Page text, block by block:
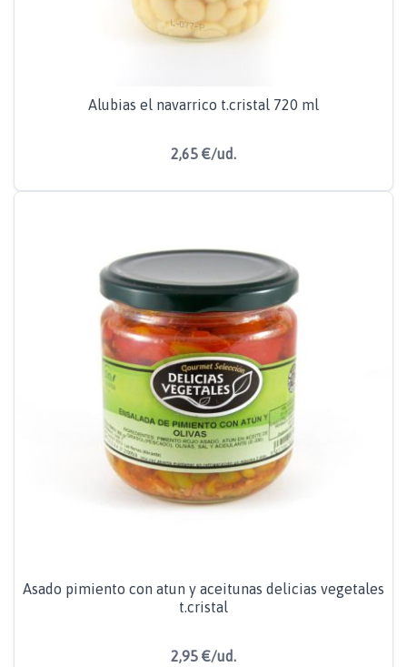
Alubias el navarrico t.cristal 720 ml
2,65 €/ud.
Asado pimiento con atun y aceitunas delicias vegetales
t.cristal
2,95 €/ud.